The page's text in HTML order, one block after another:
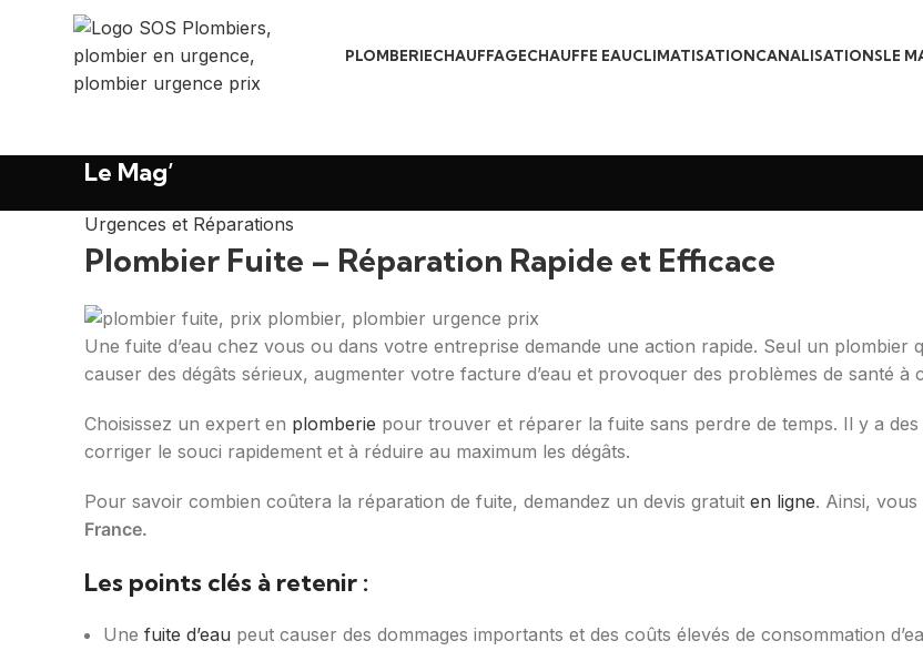
PLOMBERIECHAUFFAGECHAUFFE EAUCLIMATISATIONCANALISATIONSLE
Le Mag’
Urgences et Réparations
Plombier Fuite – Réparation Rapide et Efficace
Une fuite d’eau chez vous ou dans votre entreprise demande une action rapide. Seul un
causer des dégâts sérieux, augmenter votre facture d’eau et provoquer des problèmes de santé à
Choisissez un expert en plomberie pour trouver et réparer la fuite sans perdre de temps. Il y a
corriger le souci rapidement et à réduire au maximum les dégâts.
Pour savoir combien coûtera la réparation de fuite, demandez un devis gratuit en ligne. Ainsi, vous
France.
Les points clés à retenir :
Une fuite d’eau peut causer des dommages importants et des coûts élevés de consommation